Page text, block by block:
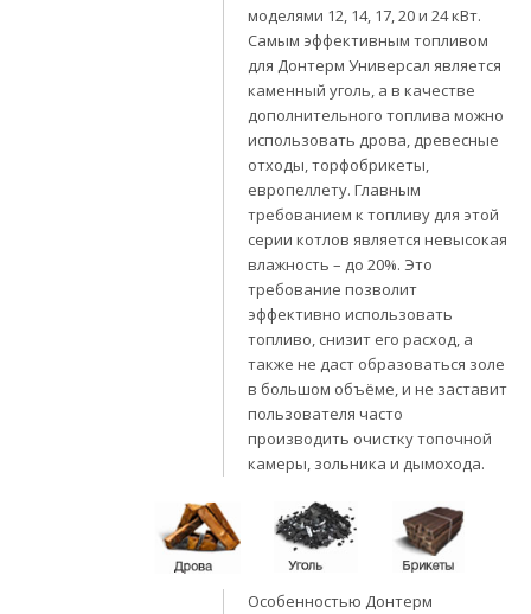
моделями 12, 14, 17, 20 и 24 кВт.
Самым эффективным топливом
для Донтерм Универсал является
каменный уголь, а в качестве
дополнительного топлива можно
использовать дрова, древесные
отходы, торфобрикеты,
европеллету. Главным
требованием к топливу для этой
серии котлов является невысокая
влажность – до 20%. Это
требование позволит
эффективно использовать
топливо, снизит его расход, а
также не даст образоваться золе
в большом объёме, и не заставит
пользователя часто
производить очистку топочной
камеры, зольника и дымохода.
Особенностью Донтерм